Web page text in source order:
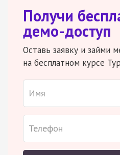
Получи
демо-доступ
Оставь заявку и займи
на бесплатном курсе